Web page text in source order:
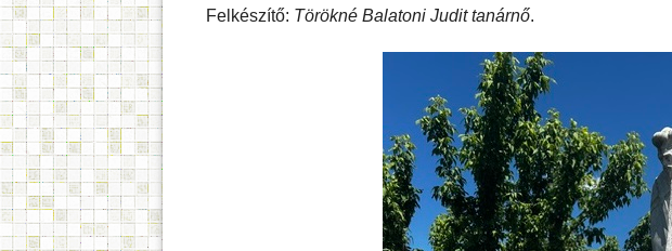
Felkészítő: Törökné Balatoni Judit tanárnő.